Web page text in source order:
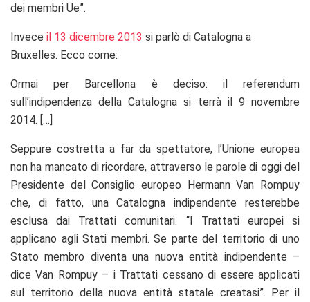
dei membri Ue”.
Invece il 13 dicembre 2013 si parlò di Catalogna a
Bruxelles. Ecco come:
Ormai per Barcellona è deciso: il referendum
sull’indipendenza della Catalogna si terrà il 9 novembre
2014. […]
Seppure costretta a far da spettatore, l’Unione europea
non ha mancato di ricordare, attraverso le parole di oggi del
Presidente del Consiglio europeo Hermann Van Rompuy
che, di fatto, una Catalogna indipendente resterebbe
esclusa dai Trattati comunitari. “I Trattati europei si
applicano agli Stati membri. Se parte del territorio di uno
Stato membro diventa una nuova entità indipendente –
dice Van Rompuy – i Trattati cessano di essere applicati
sul territorio della nuova entità statale creatasi”. Per il